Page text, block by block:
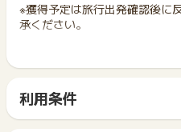
※獲得予定は旅行出発確認後に
承ください。
予約完了および旅行の遂行
【獲得対象商品】
利用条件